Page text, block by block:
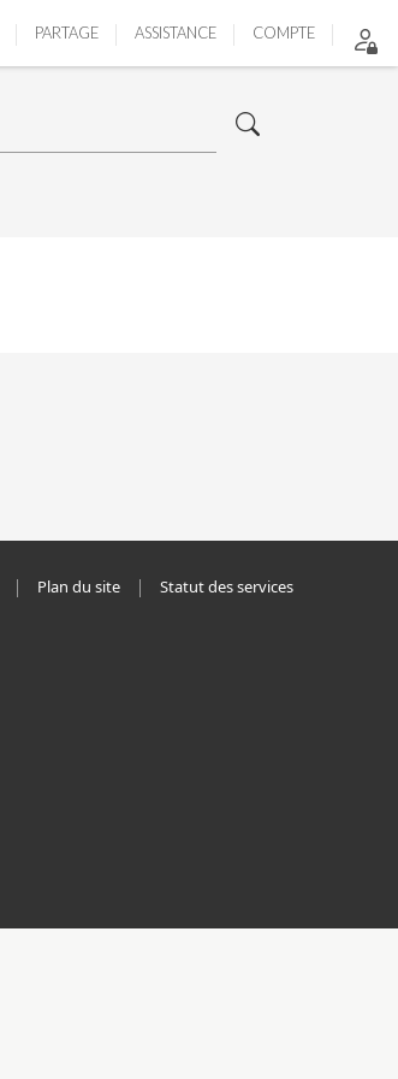
PARTAGE ASSISTANCE COMPTE
Plan du site Statut des services